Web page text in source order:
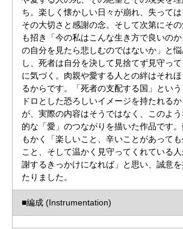
ち。楽しく懐かしい日々が崩れ、失っては
その大切さと感謝の念。そして次第にそ
も招き「今の私はこんな生き方で良いの
の自分を見たら悲しむのではないか」と
し、死者は自分を決して見捨てず見守っ
に気づく。肉親や愛する人との絆はそれ
るからです。「死者の支配する国」とい
ドロとした恐ろしいイメージを持たれる
が、実際の内容はそうではなく、このよ
的な「愛」のつながりを描いた作品です
もかく「楽しいこと、辛いことがあって
こと、そして温かく見守ってくれている
謝するきっかけになれば」と思い、誠意
たりました。
■編成 (Instrumentation)